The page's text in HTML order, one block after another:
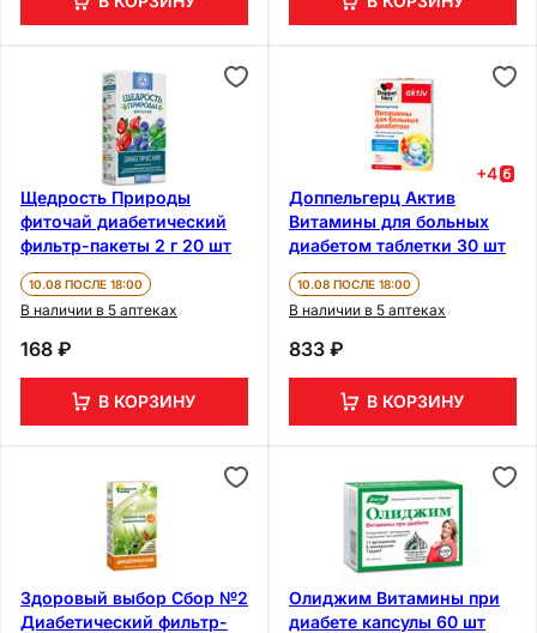
Щедрость Природы
фиточай диабетический
фильтр-пакеты 2 г 20 шт
10.08 ПОСЛЕ 18:00
В наличии в 5 аптеках
168 ₽
В КОРЗИНУ
+4
Доппельгерц Актив
Витамины для больных
диабетом таблетки 30 шт
10.08 ПОСЛЕ 18:00
В наличии в 5 аптеках
833 ₽
В КОРЗИНУ
Здоровый выбор Сбор №2
Диабетический фильтр-
Олиджим Витамины при
диабете капсулы 60 шт